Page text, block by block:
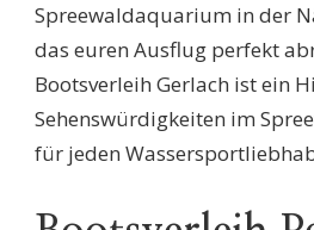
Spreewaldaquarium in der
das euren Ausflug perfekt
Bootsverleih Gerlach ist ein
Sehenswürdigkeiten im
für jeden